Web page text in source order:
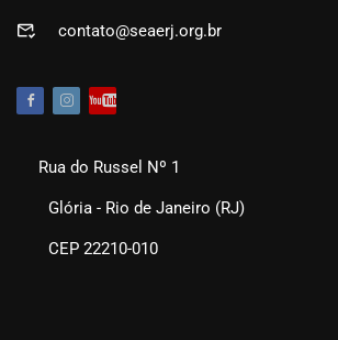
contato@seaerj.org.br
Rua do Russel Nº 1
Glória - Rio de Janeiro (RJ)
CEP 22210-010